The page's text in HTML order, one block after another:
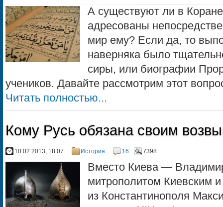
А существуют ли в
адресованы
мир ему? Если да, то
наверняка было
сиры, или биографии
учеников. Давайте рассмотрим этот
Читать полностью...
Кому Русь обязана своим
10.02.2013, 18:07 История 16 7398
Вместо Киева —
митрополитом Киевским
из Константинополя